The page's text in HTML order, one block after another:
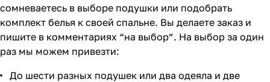
сомневаетесь в выборе подушки или подобрать
комплект белья к своей спальне. Вы делаете заказ и
пишите в комментариях “на выбор”. На выбор за один
раз мы можем привезти:
До шести разных подушек или два одеяла и две